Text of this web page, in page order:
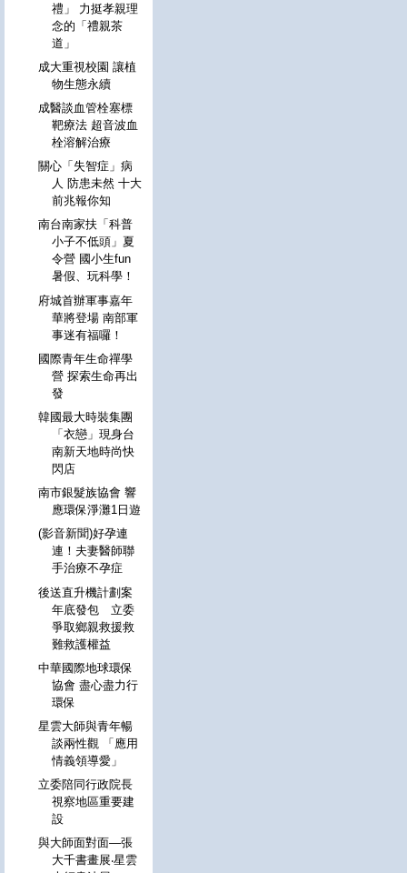
禮」 力挺孝親理
念的「禮親茶
道」
成大重視校園 讓植
物生態永續
成醫談血管栓塞標
靶療法 超音波血
栓溶解治療
關心「失智症」病
人 防患未然 十大
前兆報你知
南台南家扶「科普
小子不低頭」夏
令營 國小生fun
暑假、玩科學！
府城首辦軍事嘉年
華將登場 南部軍
事迷有福囉！
國際青年生命禪學
營 探索生命再出
發
韓國最大時裝集團
「衣戀」現身台
南新天地時尚快
閃店
南市銀髮族協會 響
應環保淨灘1日遊
(影音新聞)好孕連
連！夫妻醫師聯
手治療不孕症
後送直升機計劃案
年底發包 立委
爭取鄉親救援救
難救護權益
中華國際地球環保
協會 盡心盡力行
環保
星雲大師與青年暢
談兩性觀 「應用
情義領導愛」
立委陪同行政院長
視察地區重要建
設
與大師面對面—張
大千書畫展‧星雲